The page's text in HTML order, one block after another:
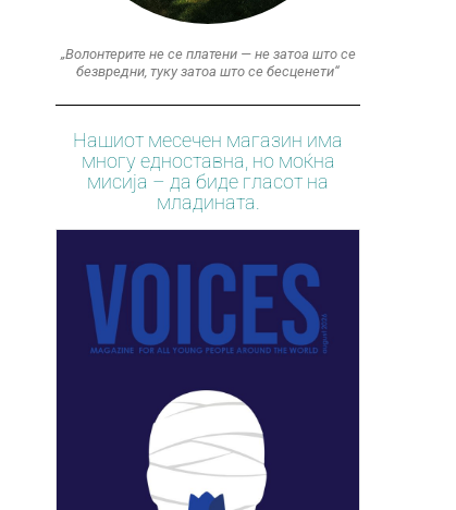
„Волонтерите не се платени — не затоа што се
безвредни, туку затоа што се бесценети“
Нашиот месечен магазин има
многу едноставна, но моќна
мисија – да биде гласот на
младината.